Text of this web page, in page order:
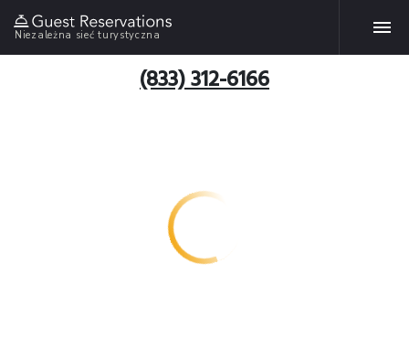
Niezależna sieć turystyczna
(833) 312-6166